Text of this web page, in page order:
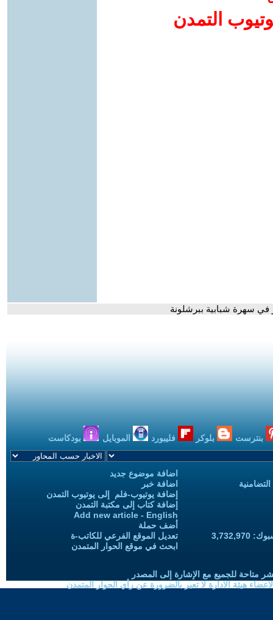
التمدن
في سهرة شبابية ببرشلونة
بنترست بلوكر فليبورد الموبايل بودكاست
اضافة موضوع جديد
اضافة خبر
إضافة يوتيوب-فلم إلى يوتيوب التمدن
إضافة كتاب إلى مكتبة التمدن
Add new article - English
أضف حملة
تعديل الموقع الفرعي للكاتب-ة
ابحث في موقع الحوار المتمدن
متاحة للجميع مع الإشارة إلى المصدر
هيئة الادارة لا تعبر بالضرورة عن رأي الحوار المتمدن